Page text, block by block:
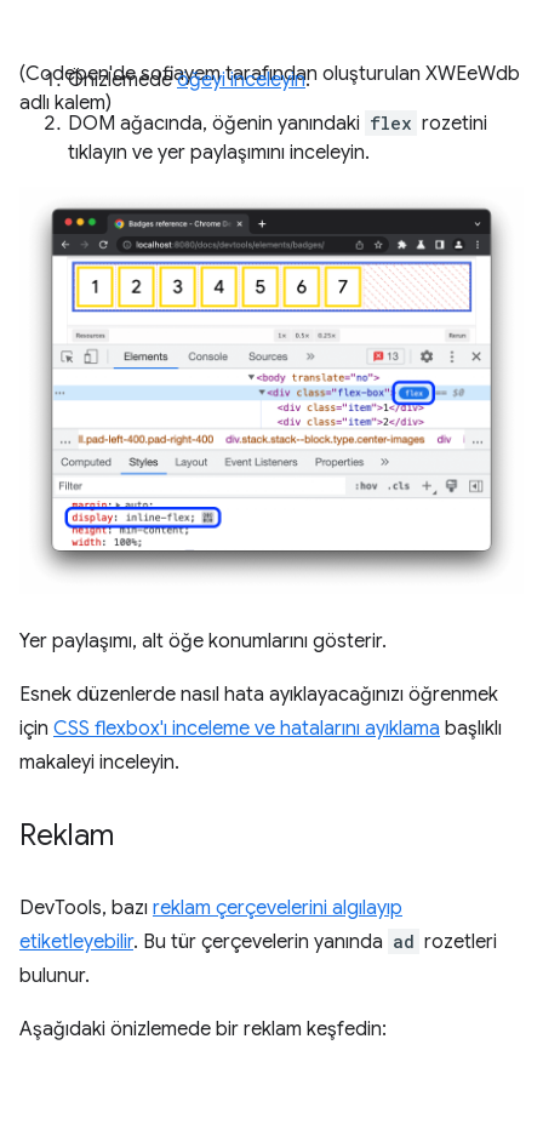
(Codepen'de sofiayem tarafından oluşturulan XWEeWdb
adlı kalem)
Önizlemedeöğeyi inceleyin.
DOM ağacında, öğenin yanındaki flex rozetini
tıklayın ve yer paylaşımını inceleyin.
Yer paylaşımı, alt öğe konumlarını gösterir.
Esnek düzenlerde nasıl hata ayıklayacağınızı öğrenmek
için CSS flexbox'ı inceleme ve hatalarını ayıklama başlıklı
makaleyi inceleyin.
Reklam
DevTools, bazı reklam çerçevelerini algılayıp
etiketleyebilir. Bu tür çerçevelerin yanında ad rozetleri
bulunur.
Aşağıdaki önizlemede bir reklam keşfedin: